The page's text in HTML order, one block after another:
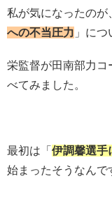
私が気になったのが
への不当圧力 」につ
栄監督が田南部力コ
べてみました。
最初は「 伊調馨選手
始まったそうなんで